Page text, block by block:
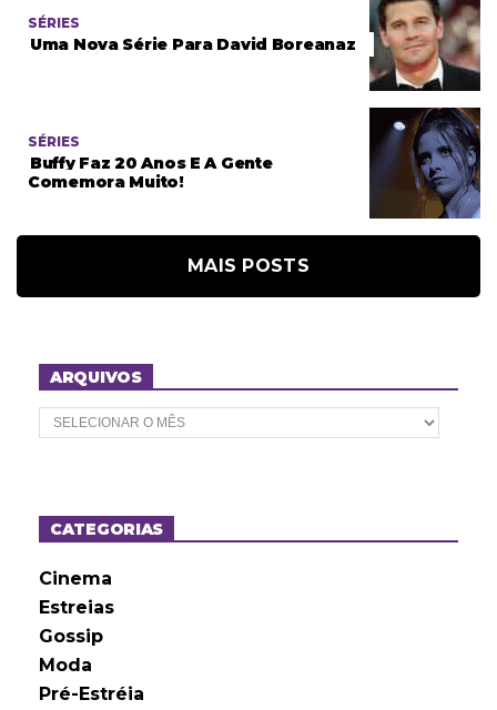
SÉRIES
Uma Nova Série Para David Boreanaz
SÉRIES
Buffy Faz 20 Anos E A Gente
Comemora Muito!
MAIS POSTS
ARQUIVOS
A
r
o
sCATEGORIAS
Cinema
Estreias
Gossip
Moda
Pré-Estréia